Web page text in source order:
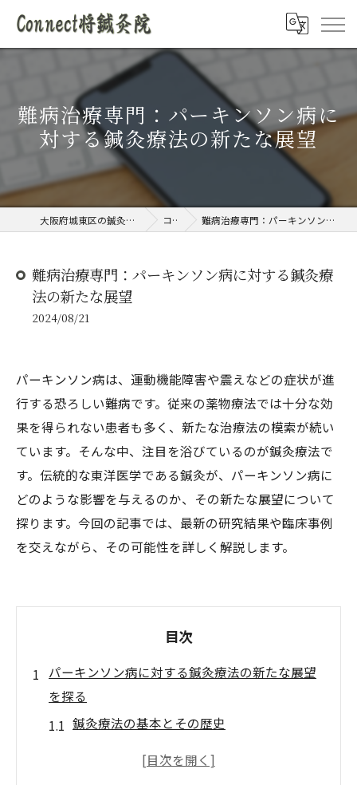
難病治療専門：パーキンソン病に
対する鍼灸療法の新たな展望
大阪府城東区の鍼灸院ならConnect将鍼灸院 コラム 難病治療専門：パーキンソン病に対する鍼灸療法の新たな展望
難病治療専門：パーキンソン病に対する鍼灸療
法の新たな展望
2024/08/21
パーキンソン病は、運動機能障害や震えなどの症状が進
行する恐ろしい難病です。従来の薬物療法では十分な効
果を得られない患者も多く、新たな治療法の模索が続い
ています。そんな中、注目を浴びているのが鍼灸療法で
す。伝統的な東洋医学である鍼灸が、パーキンソン病に
どのような影響を与えるのか、その新たな展望について
探ります。今回の記事では、最新の研究結果や臨床事例
を交えながら、その可能性を詳しく解説します。
目次
パーキンソン病に対する鍼灸療法の新たな展望
を探る
鍼灸療法の基本とその歴史
パーキンソン病の症状とその進行